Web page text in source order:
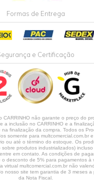
Formas de Entrega
e Certificação
CARRINHO não garante o preço do
a inclusão no CARRINHO e a
finalização da compra. Todos os
somente para multcomercial.com.br
ou até o término do estoque. Os
produtos industrializados)
em contato. As condições de
o desconto de 5% para pagamentos à
virtual multcomercial.com.br não
nosso site tem garantia de 3 meses a
da Nota Fiscal.